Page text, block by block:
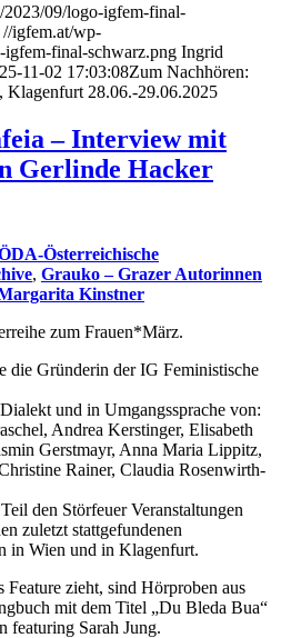
2023/09/logo-igfem-final-
//igfem.at/wp-
igfem-final-schwarz.png Ingrid
11-02 17:03:08Zum Nachhören:
Klagenfurt 28.06.-29.06.2025
– Interview mit
Gerlinde Hacker
Österreichische
, Grauko – Grazer Autorinnen
Kinstner
zum Frauen*März.
die Gründerin der IG Feministische
und in Umgangssprache von:
Andrea Kerstinger, Elisabeth
Gerstmayr, Anna Maria Lippitz,
Rainer, Claudia Rosenwirth-
den Störfeuer Veranstaltungen
zuletzt stattgefundenen
in Wien und in Klagenfurt.
Feature zieht, sind Hörproben aus
mit dem Titel „Du Bleda Bua“
featuring Sarah Jung.